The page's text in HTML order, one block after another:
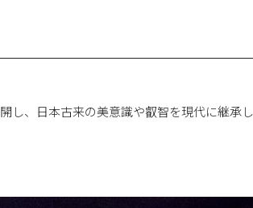
し、日本古来の美意識や叡智を現代に継承